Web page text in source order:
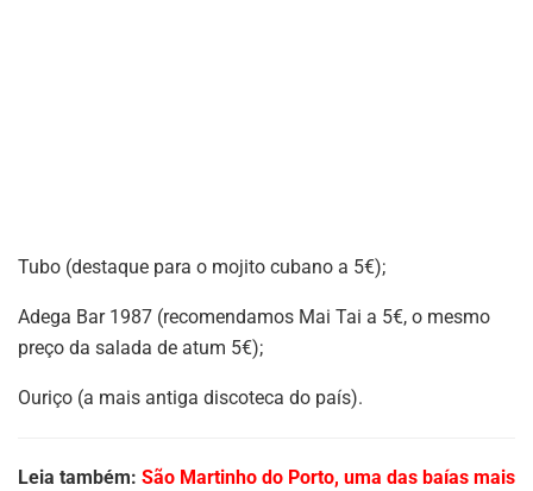
Tubo (destaque para o mojito cubano a 5€);
Adega Bar 1987 (recomendamos Mai Tai a 5€, o mesmo
preço da salada de atum 5€);
Ouriço (a mais antiga discoteca do país).
Leia também: São Martinho do Porto, uma das baías mais